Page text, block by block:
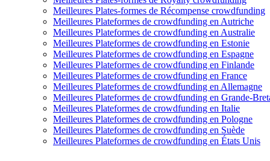
Meilleures Plates-formes de Récompense crowdfunding
Meilleures Plateformes de crowdfunding en Autriche
Meilleures Plateformes de crowdfunding en Australie
Meilleures Plateformes de crowdfunding en Estonie
Meilleures Plateformes de crowdfunding en Espagne
Meilleures Plateformes de crowdfunding en Finlande
Meilleures Plateformes de crowdfunding en France
Meilleures Plateformes de crowdfunding en Allemagne
Meilleures Plateformes de crowdfunding en Grande-
Meilleures Plateformes de crowdfunding en Italie
Meilleures Plateformes de crowdfunding en Pologne
Meilleures Plateformes de crowdfunding en Suède
Meilleures Plateformes de crowdfunding en États Unis